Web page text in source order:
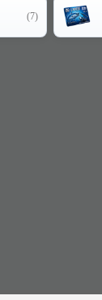
(7)